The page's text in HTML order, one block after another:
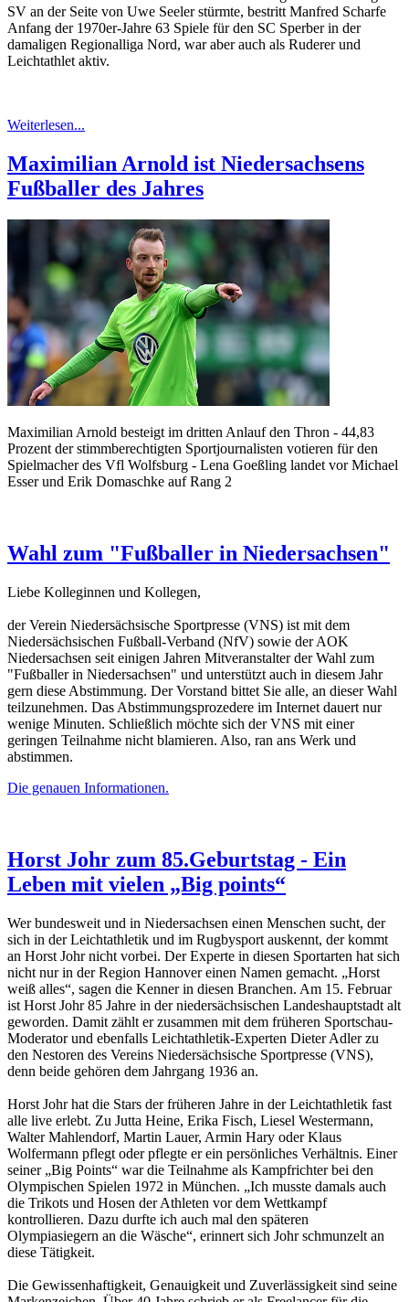
SV an der Seite von Uwe Seeler stürmte, bestritt Manfred Scharfe
Anfang der 1970er-Jahre 63 Spiele für den SC Sperber in der
damaligen Regionalliga Nord, war aber auch als Ruderer und
Leichtathlet aktiv.
Weiterlesen...
Maximilian Arnold ist Niedersachsens
Fußballer des Jahres
Maximilian Arnold besteigt im dritten Anlauf den Thron - 44,83
Prozent der stimmberechtigten Sportjournalisten votieren für den
Spielmacher des Vfl Wolfsburg - Lena Goeßling landet vor Michael
Esser und Erik Domaschke auf Rang 2
Wahl zum "Fußballer in Niedersachsen"
Liebe Kolleginnen und Kollegen,
der Verein Niedersächsische Sportpresse (VNS) ist mit dem
Niedersächsischen Fußball-Verband (NfV) sowie der AOK
Niedersachsen seit einigen Jahren Mitveranstalter der Wahl zum
"Fußballer in Niedersachsen" und unterstützt auch in diesem Jahr
gern diese Abstimmung. Der Vorstand bittet Sie alle, an dieser Wahl
teilzunehmen. Das Abstimmungsprozedere im Internet dauert nur
wenige Minuten. Schließlich möchte sich der VNS mit einer
geringen Teilnahme nicht blamieren. Also, ran ans Werk und
abstimmen.
Die genauen Informationen.
Horst Johr zum 85.Geburtstag - Ein
Leben mit vielen „Big points“
Wer bundesweit und in Niedersachsen einen Menschen sucht, der
sich in der Leichtathletik und im Rugbysport auskennt, der kommt
an Horst Johr nicht vorbei. Der Experte in diesen Sportarten hat sich
nicht nur in der Region Hannover einen Namen gemacht. „Horst
weiß alles“, sagen die Kenner in diesen Branchen. Am 15. Februar
ist Horst Johr 85 Jahre in der niedersächsischen Landeshauptstadt alt
geworden. Damit zählt er zusammen mit dem früheren Sportschau-
Moderator und ebenfalls Leichtathletik-Experten Dieter Adler zu
den Nestoren des Vereins Niedersächsische Sportpresse (VNS),
denn beide gehören dem Jahrgang 1936 an.
Horst Johr hat die Stars der früheren Jahre in der Leichtathletik fast
alle live erlebt. Zu Jutta Heine, Erika Fisch, Liesel Westermann,
Walter Mahlendorf, Martin Lauer, Armin Hary oder Klaus
Wolfermann pflegt oder pflegte er ein persönliches Verhältnis. Einer
seiner „Big Points“ war die Teilnahme als Kampfrichter bei den
Olympischen Spielen 1972 in München. „Ich musste damals auch
die Trikots und Hosen der Athleten vor dem Wettkampf
kontrollieren. Dazu durfte ich auch mal den späteren
Olympiasiegern an die Wäsche“, erinnert sich Johr schmunzelt an
diese Tätigkeit.
Die Gewissenhaftigkeit, Genauigkeit und Zuverlässigkeit sind seine